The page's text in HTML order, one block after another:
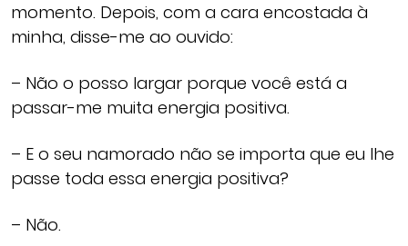
momento. Depois, com a cara encostada à
minha, disse-me ao ouvido:
– Não o posso largar porque você está a
passar-me muita energia positiva.
– E o seu namorado não se importa que eu lhe
passe toda essa energia positiva?
– Não.